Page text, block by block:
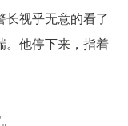
视乎无意的看了
。他停下来，指着